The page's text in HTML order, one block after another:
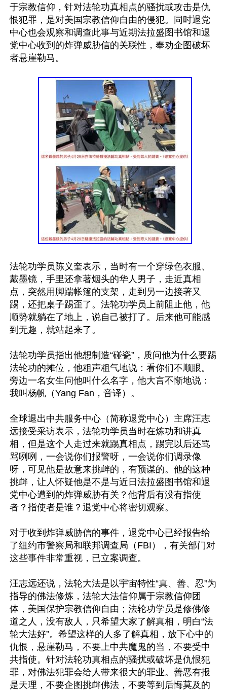
于宗教信仰，针对法轮功真相点的骚扰或攻击是仇
恨犯罪，是对美国宗教信仰自由的侵犯。同时退党
中心也会观察和调查此事与近期法拉盛图书馆和退
党中心收到的炸弹威胁信的关联性，奉劝企图破坏
者悬崖勒马。
法轮功学员陈义奎表示，当时有一个穿绿色衣服、
戴墨镜，手里还拿著烟头的华人男子，走近真相
点，突然用脚踹帐篷的支架，走到另一边接著又
踢，还把桌子踢歪了。法轮功学员上前阻止他，他
顺势就躺在了地上，说自己被打了。后来他可能感
到无趣，就站起来了。
法轮功学员指出他想制造“碰瓷”，质问他为什么要踢
法轮功的摊位，他粗声粗气地说：看你们不顺眼。
旁边一名女生问他叫什么名字，他大言不惭地说：
我叫杨帆（Yang Fan，音译）。
全球退出中共服务中心（简称退党中心）主席汪志
远接受采访表示，法轮功学员当时在炼功和讲真
相，但是这个人走过来就踢真相点，踢完以后还骂
骂咧咧，一会说你们报警呀，一会说你们调录像
呀，可见他是故意来挑衅的，有预谋的。他的这种
挑衅，让人怀疑他是不是与近日法拉盛图书馆和退
党中心遭到的炸弹威胁有关？他背后有没有指使
者？指使者是谁？退党中心将密切观察。
对于收到炸弹威胁信的事件，退党中心已经报告给
了纽约市警察局和联邦调查局（FBI），有关部门对
这些事件非常重视，已立案调查。
汪志远还说，法轮大法是以宇宙特性“真、善、忍”为
指导的佛法修炼，法轮大法信仰属于宗教信仰团
体，美国保护宗教信仰自由；法轮功学员是修佛修
道之人，没有敌人，只希望大家了解真相，明白“法
轮大法好”。希望这样的人多了解真相，放下心中的
仇恨，悬崖勒马，不要上中共魔鬼的当，不要受中
共指使。针对法轮功真相点的骚扰或破坏是仇恨犯
罪，对佛法犯罪会给人带来很大的罪业。善恶有报
是天理，不要企图挑衅佛法，不要等到后悔莫及的